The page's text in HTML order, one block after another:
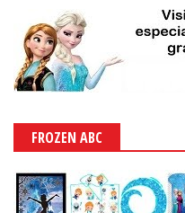
FROZEN ABC